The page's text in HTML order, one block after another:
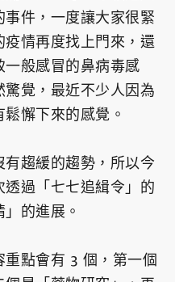
件，一度讓大家很緊
情再度找上門來，還
般感冒的鼻病毒感
覺，最近不少人因為
懈下來的感覺。
趨緩的趨勢，所以今
過「七七追緝令」的
的進展。
點會有 3 個，第一個